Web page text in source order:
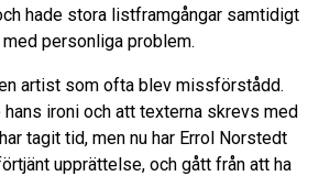
hade stora listframgångar samtidigt
personliga problem.
artist som ofta blev missförstådd.
ironi och att texterna skrevs med
tagit tid, men nu har Errol Norstedt
upprättelse, och gått från att ha